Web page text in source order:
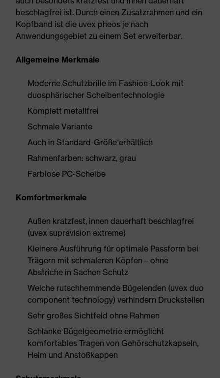
beschlagfrei ist. Durch einen Zusatzrahmen und ein
Kopfband ist die uvex pheos je nach
Anwendungsgebiet zu einem Set erweiterbar.
Allgemeine Merkmale
Moderne Schutzbrille im Fashion-Look mit
duosphärischer Scheibentechnologie
Komplett metallfrei
Schmale Variante
Auch in Standard-Größe erhältlich
Rahmenfarben: schwarz, grau
Farblose PC-Scheibe
Komfortmerkmale
Außen kratzfest, innen dauerhaft beschlagfrei
(uvex supravision extreme)
Kleinere Ausführung für optimale Passform bei
Trägern mit schmaleren Köpfen – ohne
Abstriche in Sachen Schutz
Weiche rutschhemmende Bügelenden (uvex duo
component technology) verhindern Druckstellen
Sehr großes Sichtfeld ohne Rahmen
Schlanke Bügelgeometrie ermöglicht
komfortables Tragen von Gehörschutzkapseln,
Helm und Anstoßkappen